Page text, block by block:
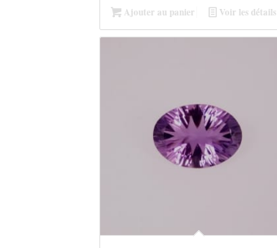
Ajouter au panier Voir les détails